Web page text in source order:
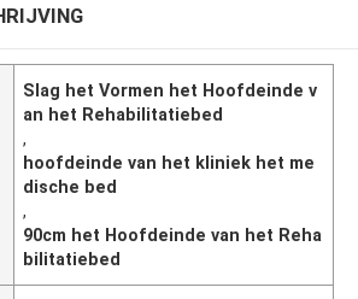
Slag het Vormen het Hoofdeinde v
an het Rehabilitatiebed
,
hoofdeinde van het kliniek het me
dische bed
,
90cm het Hoofdeinde van het Reha
bilitatiebed